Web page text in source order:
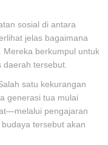
sosial di antara
jelas bagaimana
Mereka berkumpul untuk
tersebut.
satu kekurangan
generasi tua mulai
pengajaran
tersebut akan